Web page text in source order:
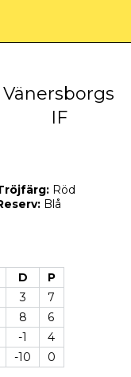
Vänersborgs
IF
Röd
Blå
D
P
3
7
8
6
-1
4
-10 0